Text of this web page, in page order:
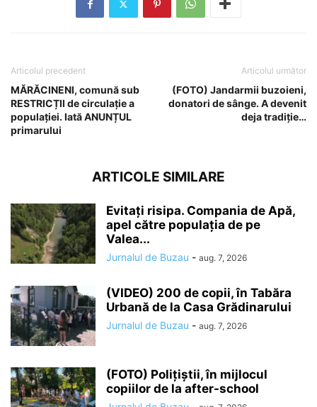
Articolul precedent
MĂRĂCINENI, comună sub
RESTRICȚII de circulație a
populației. Iată ANUNȚUL
primarului
Articolul următor
(FOTO) Jandarmii buzoieni,
donatori de sânge. A devenit
deja tradiție…
ARTICOLE SIMILARE
Evitați risipa. Compania de Apă,
apel către populația de pe
Valea...
Jurnalul de Buzau - aug. 7, 2026
(VIDEO) 200 de copii, în Tabăra
Urbană de la Casa Grădinarului
Jurnalul de Buzau - aug. 7, 2026
(FOTO) Polițiștii, în mijlocul
copiilor de la after-school